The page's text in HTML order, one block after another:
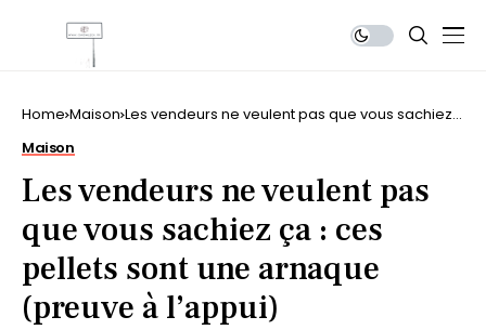
Home Maison Les vendeurs ne veulent pas que vous sachiez
Maison
Les vendeurs ne veulent pas
que vous sachiez ça : ces
pellets sont une arnaque
(preuve à l’appui)